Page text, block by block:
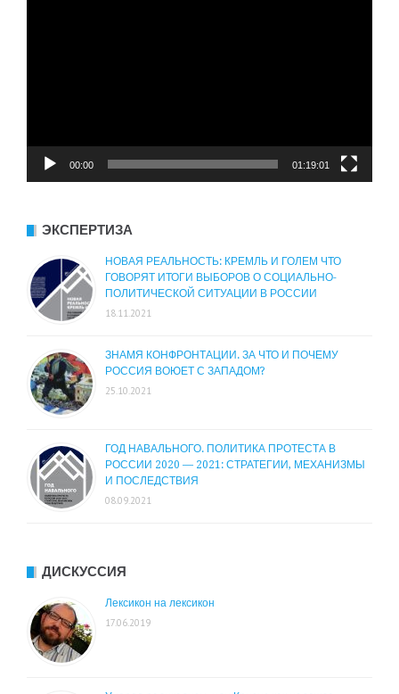
00:00 01:19:01
ЭКСПЕРТИЗА
НОВАЯ РЕАЛЬНОСТЬ: КРЕМЛЬ И ГОЛЕМ ЧТО
ГОВОРЯТ ИТОГИ ВЫБОРОВ О СОЦИАЛЬНО-
ПОЛИТИЧЕСКОЙ СИТУАЦИИ В РОССИИ
18.11.2021
ЗНАМЯ КОНФРОНТАЦИИ. ЗА ЧТО И ПОЧЕМУ
РОССИЯ ВОЮЕТ С ЗАПАДОМ?
25.10.2021
ГОД НАВАЛЬНОГО. ПОЛИТИКА ПРОТЕСТА В
РОССИИ 2020 — 2021: СТРАТЕГИИ, МЕХАНИЗМЫ
И ПОСЛЕДСТВИЯ
08.09.2021
ДИСКУССИЯ
Лексикон на лексикон
17.06.2019